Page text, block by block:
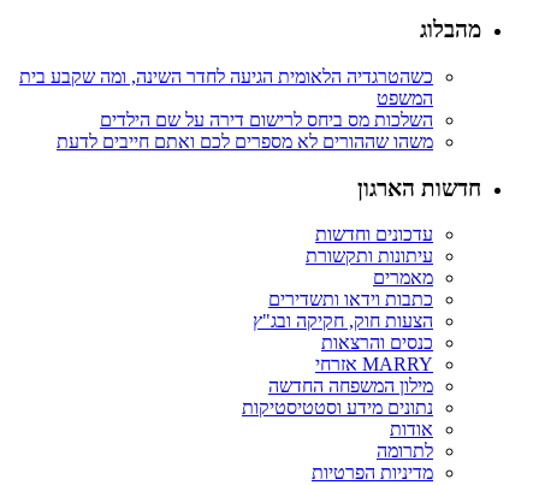
מהבלוג
כשהטרגדיה הלאומית הגיעה לחדר השינה, ומה שקבע בית
המשפט
השלכות מס ביחס לרישום דירה על שם הילדים
משהו שההורים לא מספרים לכם ואתם חייבים לדעת
חדשות הארגון
עדכונים וחדשות
עיתונות ותקשורת
מאמרים
כתבות וידאו ותשדירים
הצעות חוק, חקיקה ובג"ץ
כנסים והרצאות
MARRY אזרחי
מילון המשפחה החדשה
נתונים מידע וסטטיסטיקות
אודות
לתרומה
מדיניות הפרטיות